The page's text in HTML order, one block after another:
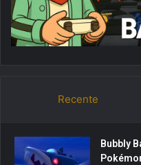
Recente
Bubbly